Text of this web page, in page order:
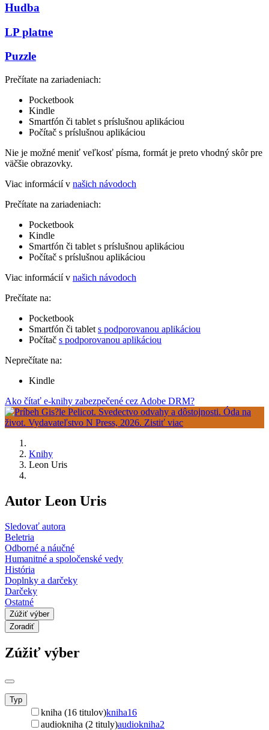
Hudba
LP platne
Puzzle
Prečítate na zariadeniach:
Pocketbook
Kindle
Smartfón či tablet s príslušnou aplikáciou
Počítač s príslušnou aplikáciou
Nie je možné meniť veľkosť písma, formát je preto vhodný skôr pre
väčšie obrazovky.
Viac informácií v našich návodoch
Prečítate na zariadeniach:
Pocketbook
Kindle
Smartfón či tablet s príslušnou aplikáciou
Počítač s príslušnou aplikáciou
Viac informácií v našich návodoch
Prečítate na:
Pocketbook
Smartfón či tablet s podporovanou aplikáciou
Počítač s podporovanou aplikáciou
Neprečítate na:
Kindle
Ako čítať e-knihy zabezpečené cez Adobe DRM?
Knihy
Leon Uris
Autor Leon Uris
Sledovať autora
Beletria
Odborné a náučné
Humanitné a spoločenské vedy
História
Doplnky a darčeky
Darčeky
Ostatné
Zúžiť výber
Zoradiť
Zúžiť výber
Typ
kniha (16 titulov)kniha16
audiokniha (2 tituly)audiokniha2